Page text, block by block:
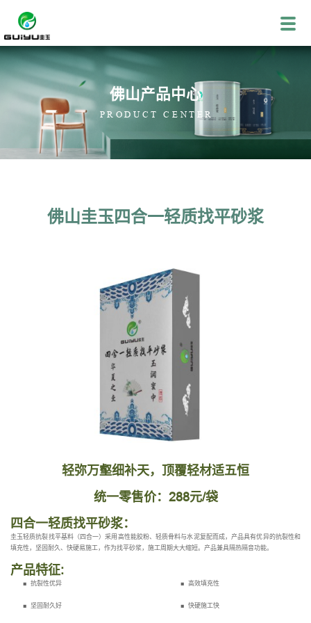
佛山产品中心
PRODUCT CENTER
佛山圭玉四合一轻质找平砂浆
轻弥万壑细补天，顶覆轻材适五恒
统一零售价：288元/袋
四合一轻质找平砂浆：
圭玉轻质抗裂找平基料（四合一）采用高性能胶粉、轻质骨料与水泥复配而成，产品具有优异的抗裂性和
填充性，坚固耐久、快硬易施工，作为找平砂浆，施工周期大大缩短。产品兼具隔热隔音功能。
产品特征:
■ 抗裂性优异 ■ 高效填充性
■ 坚固耐久好 ■ 快硬施工快